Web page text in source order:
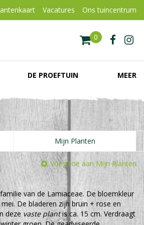
Vacatures Ons tuincentrum
DE PROEFTUIN MEER
Mijn Planten
Voeg toe aan Mijn Planten
van de Lamiaceae. De bloemkleur
De bladeren zijn bruin + rose en
deze vaste plantis ca. 15 cm. Verdraagt